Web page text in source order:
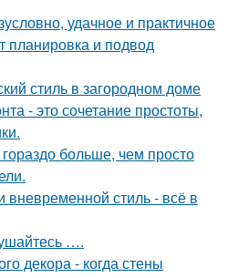
удачное и практичное
планировка и подвод
стиль в загородном доме
- это сочетание простоты,
больше, чем просто
вневременной стиль - всё в
….
декора - когда стены